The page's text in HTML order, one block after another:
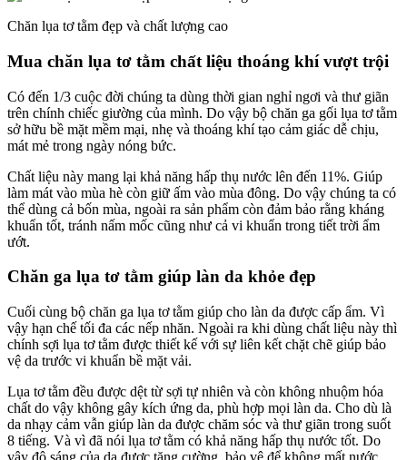
Chăn lụa tơ tằm đẹp và chất lượng cao
Mua chăn lụa tơ tằm chất liệu thoáng khí vượt trội
Có đến 1/3 cuộc đời chúng ta dùng thời gian nghỉ ngơi và thư giãn
trên chính chiếc giường của mình. Do vậy bộ chăn ga gối lụa tơ tằm
sở hữu bề mặt mềm mại, nhẹ và thoáng khí tạo cảm giác dễ chịu,
mát mẻ trong ngày nóng bức.
Chất liệu này mang lại khả năng hấp thụ nước lên đến 11%. Giúp
làm mát vào mùa hè còn giữ ấm vào mùa đông. Do vậy chúng ta có
thể dùng cả bốn mùa, ngoài ra sản phẩm còn đảm bảo rằng kháng
khuẩn tốt, tránh nấm mốc cũng như cả vi khuẩn trong tiết trời ẩm
ướt.
Chăn ga lụa tơ tằm giúp làn da khỏe đẹp
Cuối cùng bộ chăn ga lụa tơ tằm giúp cho làn da được cấp ẩm. Vì
vậy hạn chế tối đa các nếp nhăn. Ngoài ra khi dùng chất liệu này thì
chính sợi lụa tơ tằm được thiết kế với sự liên kết chặt chẽ giúp bảo
vệ da trước vi khuẩn bề mặt vải.
Lụa tơ tằm đều được dệt từ sợi tự nhiên và còn không nhuộm hóa
chất do vậy không gây kích ứng da, phù hợp mọi làn da. Cho dù là
da nhạy cảm vẫn giúp làn da được chăm sóc và thư giãn trong suốt
8 tiếng. Và vì đã nói lụa tơ tằm có khả năng hấp thụ nước tốt. Do
vậy độ sáng của da được tăng cường, bảo vệ để không mất nước.